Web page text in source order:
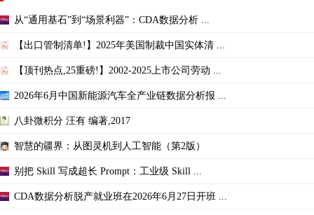
从“通用基石”到“场景利器”：CDA数据分析 ...
【出口管制清单!】2025年美国制裁中国实体清 ...
【顶刊热点,25重磅!】2002-2025上市公司劳动 ...
2026年6月中国新能源汽车全产业链数据分析报 ...
八卦微积分 汪有 编著,2017
智慧的疆界：从图灵机到人工智能（第2版）
别把 Skill 写成超长 Prompt：工业级 Skill ...
CDA数据分析脱产就业班在2026年6月27日开班 ...